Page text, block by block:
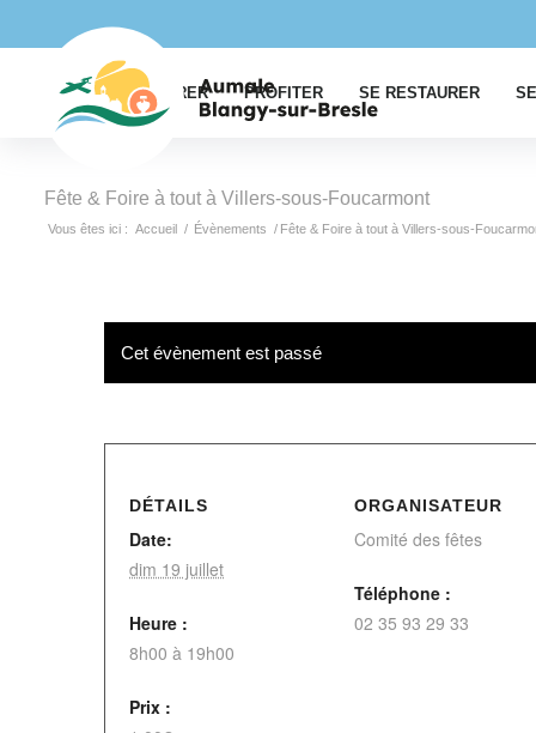
EXPLORER PROFITER SE RESTAURER
Fête & Foire à tout à Villers-sous-Foucarmont
Vous êtes ici : Accueil / Évènements / Fête & Foire à tout à Villers-sous-
Cet évènement est passé
DÉTAILS
Date:
dim 19 juillet
Heure :
8h00 à 19h00
Prix :
ORGANISATEUR
Comité des fêtes
Téléphone :
02 35 93 29 33